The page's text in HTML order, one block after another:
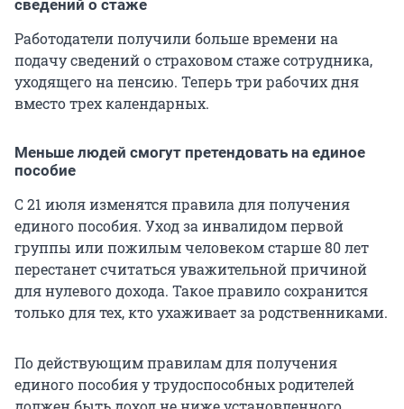
сведений о стаже
Работодатели получили больше времени на
подачу сведений о страховом стаже сотрудника,
уходящего на пенсию. Теперь три рабочих дня
вместо трех календарных.
Меньше людей смогут претендовать на единое
пособие
С 21 июля изменятся правила для получения
единого пособия. Уход за инвалидом первой
группы или пожилым человеком старше 80 лет
перестанет считаться уважительной причиной
для нулевого дохода. Такое правило сохранится
только для тех, кто ухаживает за родственниками.
По действующим правилам для получения
единого пособия у трудоспособных родителей